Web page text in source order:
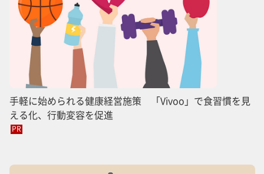
手軽に始められる健康経営施策 「Vivoo」で食習慣を見
える化、行動変容を促進
PR